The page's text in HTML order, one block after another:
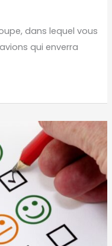
dans lequel vous
qui enverra